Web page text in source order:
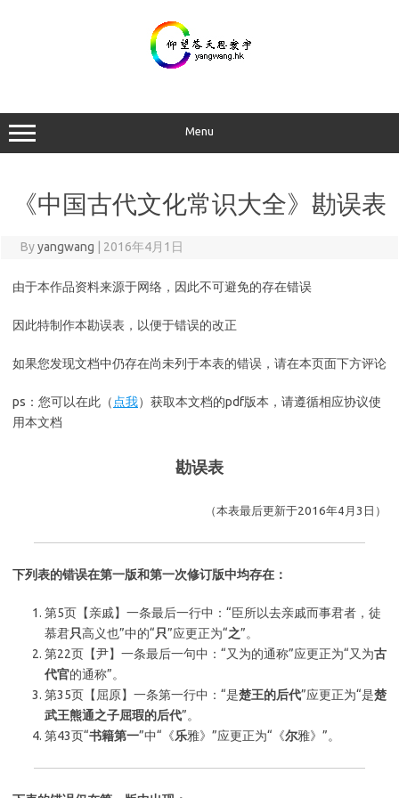
Menu
《中国古代文化常识大全》勘误表
Byyangwang 2016年4月1日
由于本作品资料来源于网络，因此不可避免的存在错误
因此特制作本勘误表，以便于错误的改正
如果您发现文档中仍存在尚未列于本表的错误，请在本页面下方评论
ps：您可以在此（ 点我）获取本文档的pdf版本，请遵循相应协议使
用本文档
勘误表
（本表最后更新于2016年4月3日）
下列表的错误在第一版和第一次修订版中均存在：
第5页【亲戚】一条最后一行中：“臣所以去亲戚而事君者，徒
慕君只高义也”中的“只”应更正为“之”。
第22页【尹】一条最后一句中：“又为的通称”应更正为“又为古
代官的通称”。
第35页【屈原】一条第一行中：“是楚王的后代”应更正为“是楚
武王熊通之子屈瑕的后代”。
第43页“书籍第一”中“《乐雅》”应更正为“《尔雅》”。